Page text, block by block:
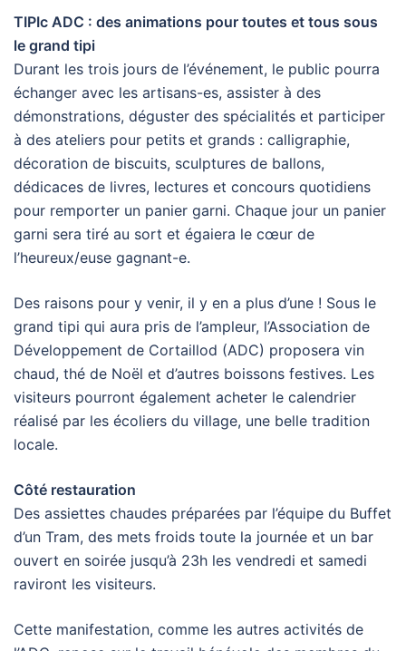
TIPIc ADC : des animations pour toutes et tous sous
le grand tipi
Durant les trois jours de l’événement, le public pourra
échanger avec les artisans-es, assister à des
démonstrations, déguster des spécialités et participer
à des ateliers pour petits et grands : calligraphie,
décoration de biscuits, sculptures de ballons,
dédicaces de livres, lectures et concours quotidiens
pour remporter un panier garni. Chaque jour un panier
garni sera tiré au sort et égaiera le cœur de
l’heureux/euse gagnant-e.
Des raisons pour y venir, il y en a plus d’une ! Sous le
grand tipi qui aura pris de l’ampleur, l’Association de
Développement de Cortaillod (ADC) proposera vin
chaud, thé de Noël et d’autres boissons festives. Les
visiteurs pourront également acheter le calendrier
réalisé par les écoliers du village, une belle tradition
locale.
Côté restauration
Des assiettes chaudes préparées par l’équipe du Buffet
d’un Tram, des mets froids toute la journée et un bar
ouvert en soirée jusqu’à 23h les vendredi et samedi
raviront les visiteurs.
Cette manifestation, comme les autres activités de